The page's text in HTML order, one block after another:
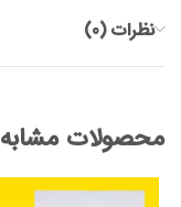
نظرات (0)
محصولات مشابه